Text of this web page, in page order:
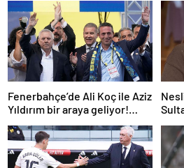
Fenerbahçe’de Ali Koç ile Aziz
Yıldırım bir araya geliyor!
Toplanan imza sayısı ortaya
çıktı